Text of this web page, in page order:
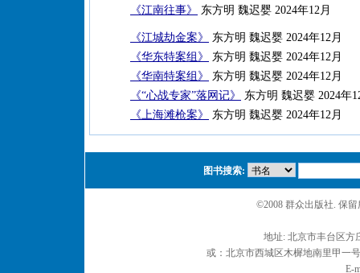
《江南往事》
东方明 魏迟婴 2024年12月
《江城劫金案》
东方明 魏迟婴 2024年12月
《华东特案组》
东方明 魏迟婴 2024年12月
《华南特案组》
东方明 魏迟婴 2024年12月
《“心战专家”落网记》
东方明 魏迟婴 2024年
《上海滩枪案》
东方明 魏迟婴 2024年12月
图书搜索:
©2008 群众出版社. 保
地址: 北京市丰台区
或：北京市西城区木樨地南里甲一
E-